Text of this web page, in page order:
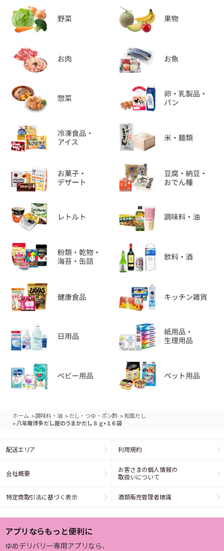
ホーム >調味料・油 > だし・つゆ・ポン酢 >和風だし
> 八年庵博多だし屋のうまかだし８ｇ×１６袋
配送エリア 利用規約
会社概要
お客さまの個人情報の
取扱いについて
特定商取引法に基づく表示 酒類販売管理者標識
アプリならもっと便利に
ゆめデリバリー専用アプリなら、